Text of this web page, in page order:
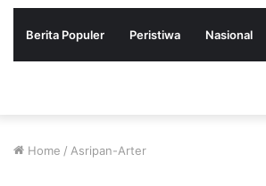
Berita Populer Peristiwa Nasional
Home / Asripan-Arter